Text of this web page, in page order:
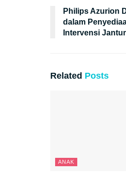
Philips Azurion
dalam
Intervensi
Related Posts
ANAK